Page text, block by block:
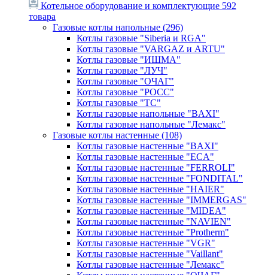
Котельное оборудование и комплектующие 592
товара
Газовые котлы напольные (296)
Котлы газовые "Siberia и RGA"
Котлы газовые "VARGAZ и ARTU"
Котлы газовые "ИШМА"
Котлы газовые "ЛУЧ"
Котлы газовые "ОЧАГ"
Котлы газовые "РОСС"
Котлы газовые "ТС"
Котлы газовые напольные "BAXI"
Котлы газовые напольные "Лемакс"
Газовые котлы настенные (108)
Котлы газовые настенные "BAXI"
Котлы газовые настенные "ECA"
Котлы газовые настенные "FERROLI"
Котлы газовые настенные "FONDITAL"
Котлы газовые настенные "HAIER"
Котлы газовые настенные "IMMERGAS"
Котлы газовые настенные "MIDEA"
Котлы газовые настенные "NAVIEN"
Котлы газовые настенные "Protherm"
Котлы газовые настенные "VGR"
Котлы газовые настенные "Vaillant"
Котлы газовые настенные "Лемакс"